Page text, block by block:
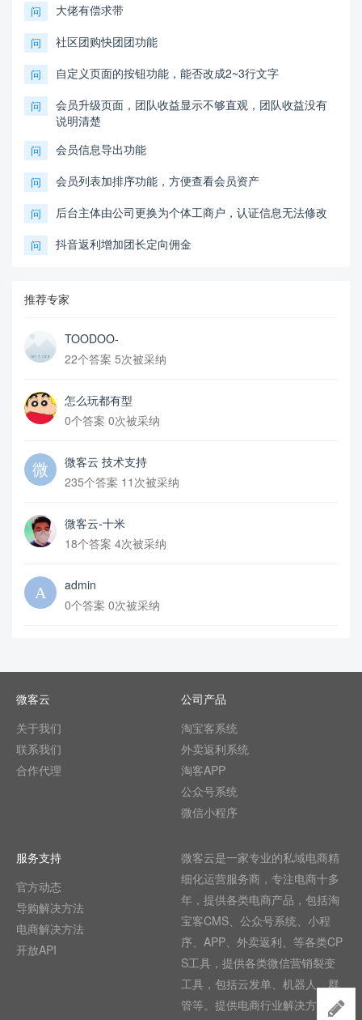
问 大佬有偿求带
问 社区团购快团团功能
问 自定义页面的按钮功能，能否改成2~3行文字
问
会员升级页面，团队收益显示不够直观，团队收益没有
说明清楚
问 会员信息导出功能
问 会员列表加排序功能，方便查看会员资产
问 后台主体由公司更换为个体工商户，认证信息无法修改
问 抖音返利增加团长定向佣金
推荐专家
TOODOO-
22个答案 5次被采纳
怎么玩都有型
0个答案 0次被采纳
微客云 技术支持
235个答案 11次被采纳
微客云-十米
18个答案 4次被采纳
admin
0个答案 0次被采纳
微客云
关于我们
联系我们
合作代理
公司产品
淘宝客系统
外卖返利系统
淘客APP
公众号系统
微信小程序
服务支持
官方动态
导购解决方法
电商解决方法
开放API
微客云是一家专业的私域电商精
细化运营服务商，专注电商十多
年，提供各类电商产品，包括淘
宝客CMS、公众号系统、小程
序、APP、外卖返利、等各类CP
S工具，提供各类微信营销裂变
工具，包括云发单、机器人、群
管等。提供电商行业解决方法,目